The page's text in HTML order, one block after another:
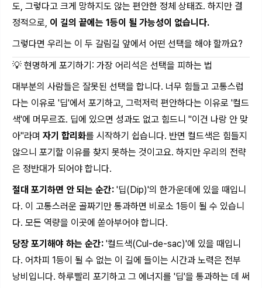
도, 그렇다고 크게 망하지도 않는 편안한 정체 상태죠. 하지만 결
정적으로, 이 길의 끝에는 1등이 될 가능성이 없습니다.
그렇다면 우리는 이 두 갈림길 앞에서 어떤 선택을 해야 할까요?
💡 현명하게 포기하기: 가장 어리석은 선택을 피하는 법
대부분의 사람들은 잘못된 선택을 합니다. 너무 힘들고 고통스럽
다는 이유로 '딥'에서 포기하고, 그럭저럭 편안하다는 이유로 '컬드
색'에 머무르죠. 딥에 있으면 성과도 없고 힘드니 "이건 나랑 안 맞
아"라며 자기 합리화를 시작하기 쉽습니다. 반면 컬드색은 힘들지
않으니 포기할 이유를 찾지 못하는 것이고요. 하지만 우리의 전략
은 정반대가 되어야 합니다.
절대 포기하면 안 되는 순간: '딥(Dip)'의 한가운데에 있을 때입니
다. 이 고통스러운 골짜기만 통과하면 비로소 1등이 될 수 있습니
다. 모든 역량을 이곳에 쏟아부어야 합니다.
당장 포기해야 하는 순간: '컬드색(Cul-de-sac)'에 있을 때입니
다. 어차피 1등이 될 수 없는 이 길에 들이는 시간과 노력은 전부
낭비입니다. 하루빨리 포기하고 그 에너지를 '딥'을 통과하는 데 써